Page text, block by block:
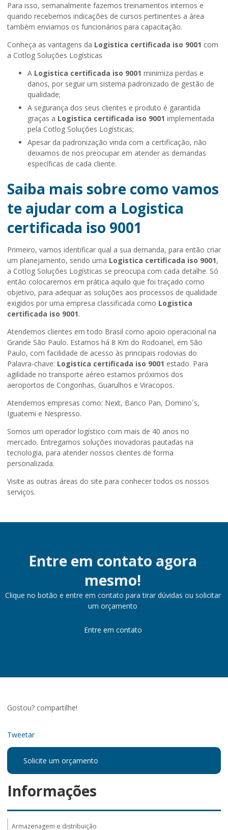
Para isso, semanalmente fazemos treinamentos internos e
quando recebemos indicações de cursos pertinentes a área
também enviamos os funcionários para capacitação.
Conheça as vantagens da Logistica certificada iso 9001 com
a Cotlog Soluções Logísticas
Logistica certificada iso 9001 minimiza perdas e
danos, por seguir um sistema padronizado de gestão de
qualidade;
A segurança dos seus clientes e produto é garantida
graças a Logistica certificada iso 9001 implementada
pela Cotlog Soluções Logísticas;
Apesar da padronização vinda com a certificação, não
deixamos de nos preocupar em atender as demandas
específicas de cada cliente.
Saiba mais sobre como vamos
te ajudar com a Logistica
certificada iso 9001
Primeiro, vamos identificar qual a sua demanda, para então criar
um planejamento, sendo uma Logistica certificada iso 9001,
a Cotlog Soluções Logísticas se preocupa com cada detalhe. Só
então colocaremos em prática aquilo que foi traçado como
objetivo, para adequar as soluções aos processos de qualidade
exigidos por uma empresa classificada como Logistica
certificada iso 9001.
Atendemos clientes em todo Brasil como apoio operacional na
Grande São Paulo. Estamos há 8 Km do Rodoanel, em São
Paulo, com facilidade de acesso às principais rodovias do
Palavra-chave: Logistica certificada iso 9001 estado. Para
agilidade no transporte aéreo estamos próximos dos
aeroportos de Congonhas, Guarulhos e Viracopos.
Atendemos empresas como: Next, Banco Pan, Domino´s,
Iguatemi e Nespresso.
Somos um operador logístico com mais de 40 anos no
mercado. Entregamos soluções inovadoras pautadas na
tecnologia, para atender nossos clientes de forma
personalizada.
Visite as outras áreas do site para conhecer todos os nossos
serviços.
Entre em contato agora
mesmo!
Clique no botão e entre em contato para tirar dúvidas ou solicitar
um orçamento
Entre em contato
Gostou? compartilhe!
Tweetar
Solicite um orçamento
Informações
Armazenagem e distribuição